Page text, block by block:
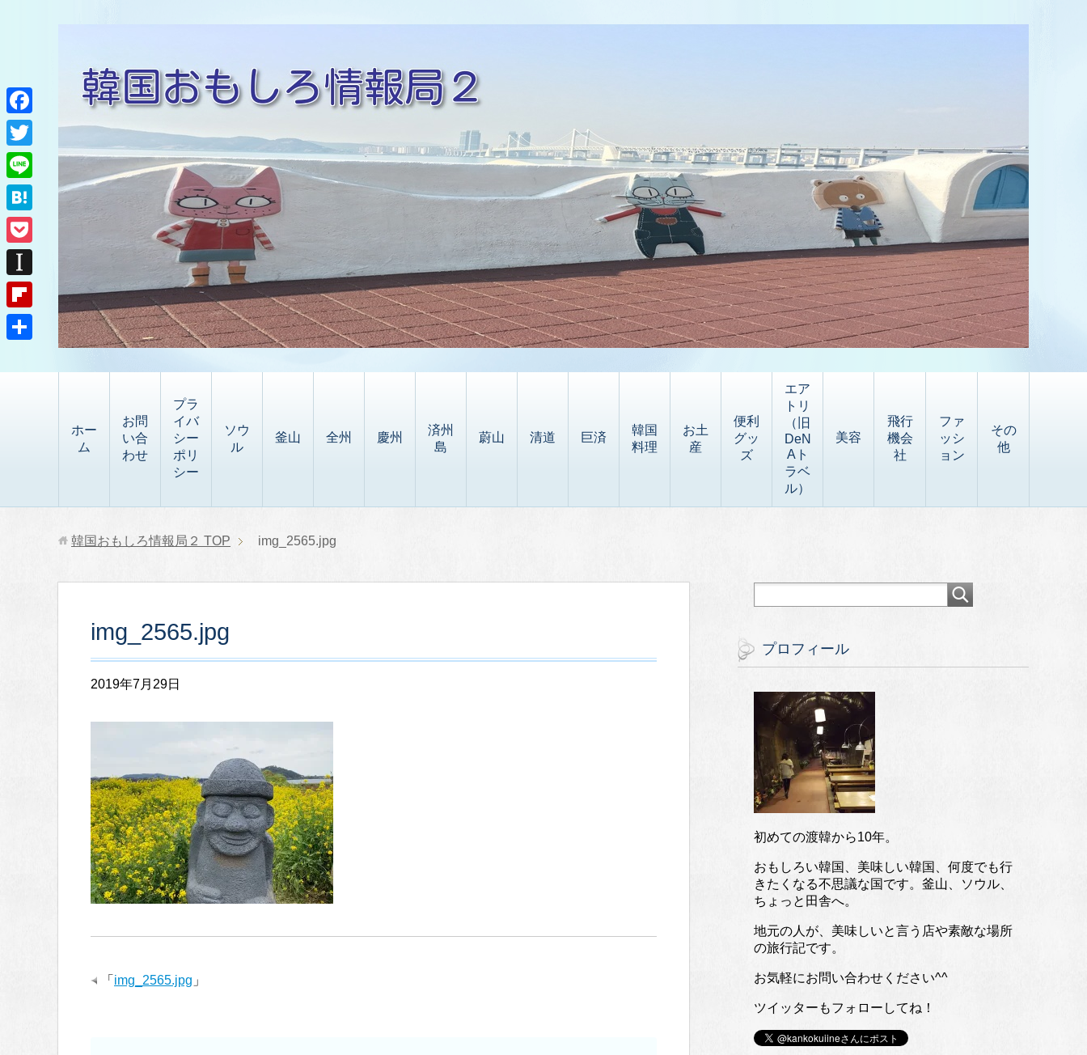
ホー
ム
お問
い合
わせ
プラ
イバ
シー
ポリ
シー
ソウ
ル
釜山 全州 慶州
済州
島
蔚山 清道 巨済
韓国
料理
お土
産
便利
グッ
ズ
エア
トリ
（旧
DeN
Aト
ラベ
ル）
美容
飛行
機会
社
ファ
ッシ
ョン
その
他
韓国おもしろ情報局２ TOP img_2565.jpg
img_2565.jpg
2019年7月29日
「 img_2565.jpg 」
プロフィール
初めての渡韓から10年。
おもしろい韓国、美味しい韓国、何度でも行
きたくなる不思議な国です。釜山、ソウル、
ちょっと田舎へ。
地元の人が、美味しいと言う店や素敵な場所
の旅行記です。
お気軽にお問い合わせください^^
ツイッターもフォローしてね！
F
a
c
e
b
o
o
k
T
w
i
e
r
L
i
n
H
a
t
e
n
P
o
c
k
I
n
s
F
i